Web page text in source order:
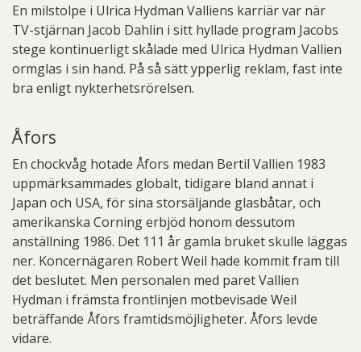
En milstolpe i Ulrica Hydman Valliens karriär var när
TV-stjärnan Jacob Dahlin i sitt hyllade program Jacobs
stege kontinuerligt skålade med Ulrica Hydman Vallien
ormglas i sin hand. På så sätt ypperlig reklam, fast inte
bra enligt nykterhetsrörelsen.
Åfors
En chockvåg hotade Åfors medan Bertil Vallien 1983
uppmärksammades globalt, tidigare bland annat i
Japan och USA, för sina storsäljande glasbåtar, och
amerikanska Corning erbjöd honom dessutom
anställning 1986. Det 111 år gamla bruket skulle läggas
ner. Koncernägaren Robert Weil hade kommit fram till
det beslutet. Men personalen med paret Vallien
Hydman i främsta frontlinjen motbevisade Weil
beträffande Åfors framtidsmöjligheter. Åfors levde
vidare.